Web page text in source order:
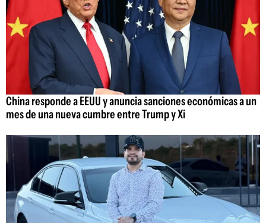
China responde a EEUU y anuncia sanciones económicas a un
mes de una nueva cumbre entre Trump y Xi